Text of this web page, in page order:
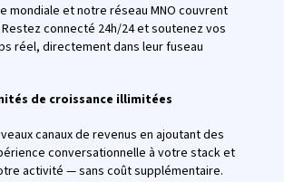
mondiale et notre réseau MNO couvrent
connecté 24h/24 et soutenez vos
réel, directement dans leur fuseau
de croissance illimitées
canaux de revenus en ajoutant des
conversationnelle à votre stack et
activité — sans coût supplémentaire.